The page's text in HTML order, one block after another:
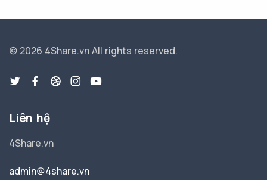
© 2026 4Share.vnAll rights reserved.
Liên hệ
4Share.vn
admin@4share.vn